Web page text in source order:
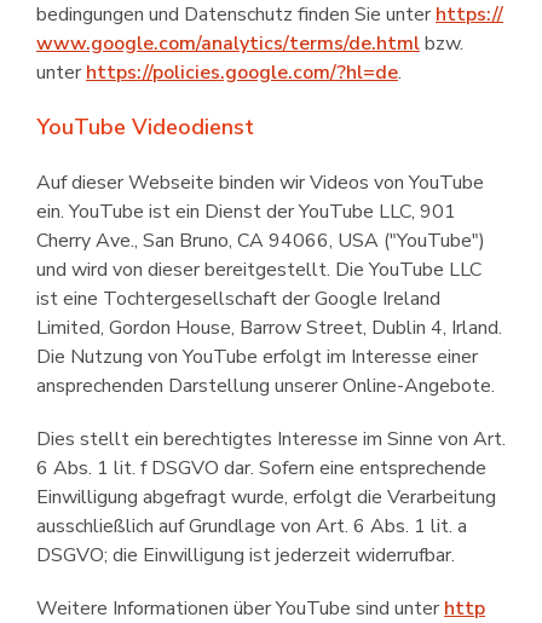
bedingungen und Datenschutz finden Sie unter https://
www.google.com/analytics/terms/de.htmlbzw.
unter https://policies.google.com/?hl=de.
YouTube Videodienst
Auf dieser Webseite binden wir Videos von YouTube
ein. YouTube ist ein Dienst der YouTube LLC, 901
Cherry Ave., San Bruno, CA 94066, USA ("YouTube")
und wird von dieser bereitgestellt. Die YouTube LLC
ist eine Tochter­gesellschaft der Google Ireland
Limited, Gordon House, Barrow Street, Dublin 4, Irland.
Die Nutzung von YouTube erfolgt im Interesse einer
ansprechenden Darstellung unserer Online-Angebote.
Dies stellt ein berechtigtes Interesse im Sinne von Art.
6 Abs. 1 lit. f DSGVO dar. Sofern eine entsprechende
Einwilligung abgefragt wurde, erfolgt die Verarbeitung
ausschließlich auf Grundlage von Art. 6 Abs. 1 lit. a
DSGVO; die Einwilligung ist jederzeit widerrufbar.
Weitere Informationen über YouTube sind unter http